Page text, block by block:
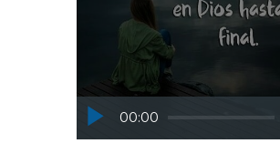
Reproductor
de
00:00